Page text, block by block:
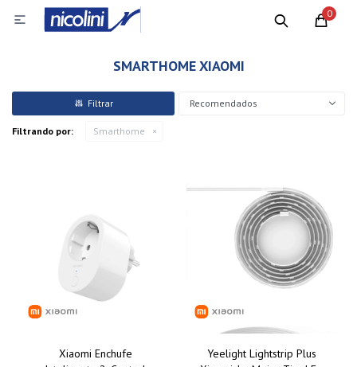
0

SMARTHOME XIAOMI
Recomendados
Filtrando por: Smarthome
Xiaomi Enchufe
Yeelight Lightstrip Plus